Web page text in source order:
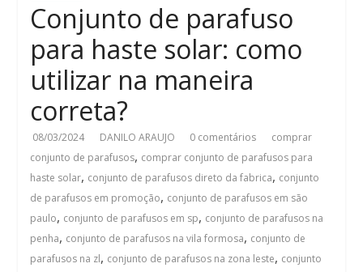
Conjunto de parafuso
para haste solar: como
utilizar na maneira
correta?
08/03/2024 DANILO ARAUJO 0 comentários
comprar
conjunto de parafusos, comprar conjunto de parafusos para
haste solar, conjunto de parafusos direto da fabrica, conjunto
de parafusos em promoção, conjunto de parafusos em são
paulo, conjunto de parafusos em sp, conjunto de parafusos na
penha, conjunto de parafusos na vila formosa, conjunto de
parafusos na zl, conjunto de parafusos na zona leste, conjunto